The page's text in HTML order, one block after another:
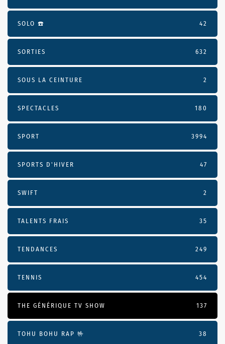
SOLO ☎️ 42
SORTIES 632
SOUS LA CEINTURE 2
SPECTACLES 180
SPORT 3994
SPORTS D'HIVER 47
SWIFT 2
TALENTS FRAIS 35
TENDANCES 249
TENNIS 454
THE GÉNÉRIQUE TV SHOW 137
TOHU BOHU RAP 🤟 38